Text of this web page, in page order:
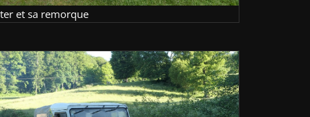
et sa remorque